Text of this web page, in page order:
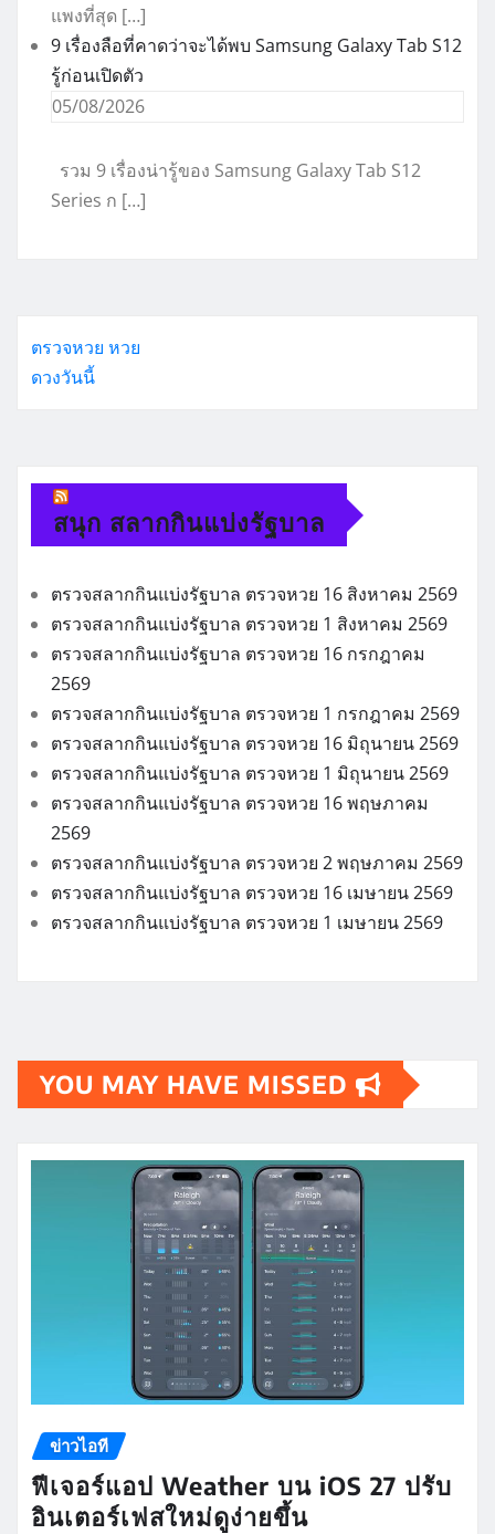
แพงที่สุด […]
9 เรื่องลือที่คาดว่าจะได้พบ Samsung Galaxy Tab S12
รู้ก่อนเปิดตัว
05/08/2026
รวม 9 เรื่องน่ารู้ของ Samsung Galaxy Tab S12
Series ก […]
ตรวจหวย หวย
ดวงวันนี้
สนุก สลากกินแบ่งรัฐบาล
ตรวจสลากกินแบ่งรัฐบาล ตรวจหวย 16 สิงหาคม 2569
ตรวจสลากกินแบ่งรัฐบาล ตรวจหวย 1 สิงหาคม 2569
ตรวจสลากกินแบ่งรัฐบาล ตรวจหวย 16 กรกฎาคม
2569
ตรวจสลากกินแบ่งรัฐบาล ตรวจหวย 1 กรกฎาคม 2569
ตรวจสลากกินแบ่งรัฐบาล ตรวจหวย 16 มิถุนายน 2569
ตรวจสลากกินแบ่งรัฐบาล ตรวจหวย 1 มิถุนายน 2569
ตรวจสลากกินแบ่งรัฐบาล ตรวจหวย 16 พฤษภาคม
2569
ตรวจสลากกินแบ่งรัฐบาล ตรวจหวย 2 พฤษภาคม 2569
ตรวจสลากกินแบ่งรัฐบาล ตรวจหวย 16 เมษายน 2569
ตรวจสลากกินแบ่งรัฐบาล ตรวจหวย 1 เมษายน 2569
YOU MAY HAVE MISSED
ข่าวไอที
ฟีเจอร์แอป Weather บน iOS 27 ปรับ
อินเตอร์เฟสใหม่ดูง่ายขึ้น